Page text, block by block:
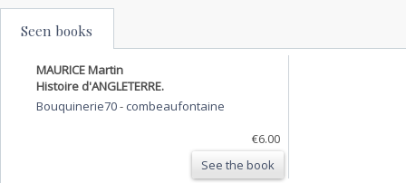
Seen books
MAURICE Martin
Histoire d'ANGLETERRE.
Bouquinerie70- combeaufontaine
€6.00
See the book